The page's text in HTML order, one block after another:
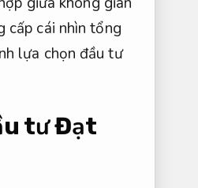
cấp cái nhìn tổng
lựa chọn đầu tư
tưĐạt